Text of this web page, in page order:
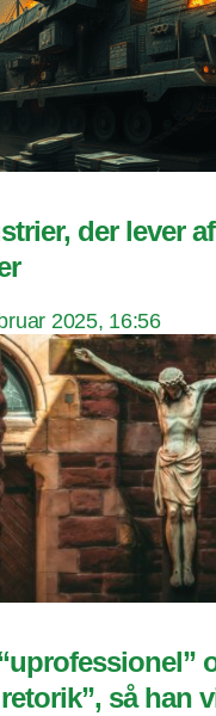
der lever
2025, 16:56
så han